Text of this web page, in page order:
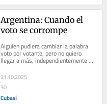
Argentina: Cuando el
voto se corrompe
Alguien pudiera cambiar la palabra
voto por votante, pero no quiero
llegar a más, independientemente
que la impensada victoria del partido
del...
31.10.2025
30
Cubasí